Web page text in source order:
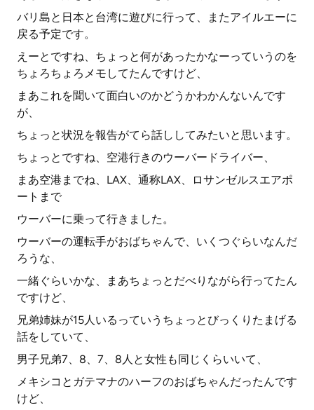
バリ島と日本と台湾に遊びに行って、またアイルエーに
戻る予定です。
えーとですね、ちょっと何があったかなーっていうのを
ちょろちょろメモしてたんですけど、
まあこれを聞いて面白いのかどうかわかんないんです
が、
ちょっと状況を報告がてら話ししてみたいと思います。
ちょっとですね、空港行きのウーバードライバー、
まあ空港までね、LAX、通称LAX、ロサンゼルスエアポ
ートまで
ウーバーに乗って行きました。
ウーバーの運転手がおばちゃんで、いくつぐらいなんだ
ろうな、
一緒ぐらいかな、まあちょっとだべりながら行ってたん
ですけど、
兄弟姉妹が15人いるっていうちょっとびっくりたまげる
話をしていて、
男子兄弟7、8、7、8人と女性も同じくらいいて、
メキシコとガテマナのハーフのおばちゃんだったんです
けど、